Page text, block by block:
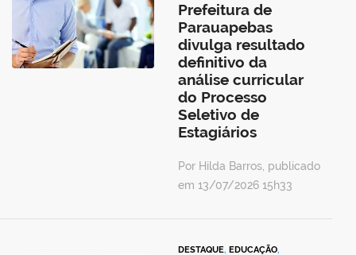
Prefeitura de
Parauapebas
divulga resultado
definitivo da
análise curricular
do Processo
Seletivo de
Estagiários
Por Hilda Barros, publicado
em 13/07/2026 15h33
DESTAQUE, EDUCAÇÃO,